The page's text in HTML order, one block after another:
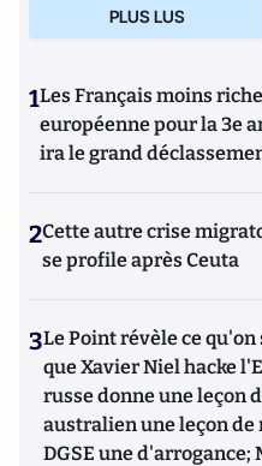
PLUS LUS
1Les Français moins
européenne pour la 3e
ira le grand
2Cette autre crise
se profile après Ceuta
3Le Point révèle ce
que Xavier Niel hacke
russe donne une leçon
australien une leçon de
DGSE une